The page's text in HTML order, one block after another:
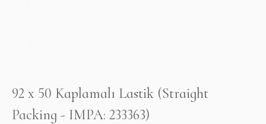
92 x 50 Kaplamalı Lastik (Straight
Packing - IMPA: 233363)